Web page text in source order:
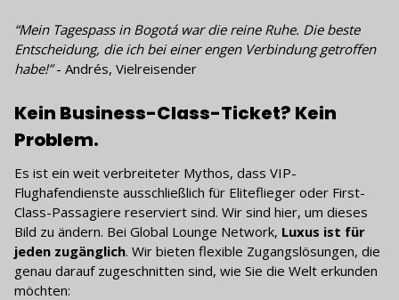
“Mein Tagespass in Bogotá war die reine Ruhe. Die beste
Entscheidung, die ich bei einer engen Verbindung getroffen
habe!”- Andrés, Vielreisender
Kein Business-Class-Ticket? Kein
Problem.
Es ist ein weit verbreiteter Mythos, dass VIP-
Flughafendienste ausschließlich für Eliteflieger oder First-
Class-Passagiere reserviert sind. Wir sind hier, um dieses
Bild zu ändern. Bei Global Lounge Network, Luxus ist für
jeden zugänglich. Wir bieten flexible Zugangslösungen, die
genau darauf zugeschnitten sind, wie Sie die Welt erkunden
möchten: